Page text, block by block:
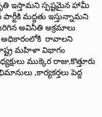
ఇస్తామని స్పష్టమైన హామీ
మద్దతు ఇస్తున్నామని
అవినీతి అక్రమాలు
అధికారంలోకి రావాలని
మహిళా విభాగం
ముక్కెర రాజు,కొత్తూరు
,కార్యకర్తలు పెద్ద